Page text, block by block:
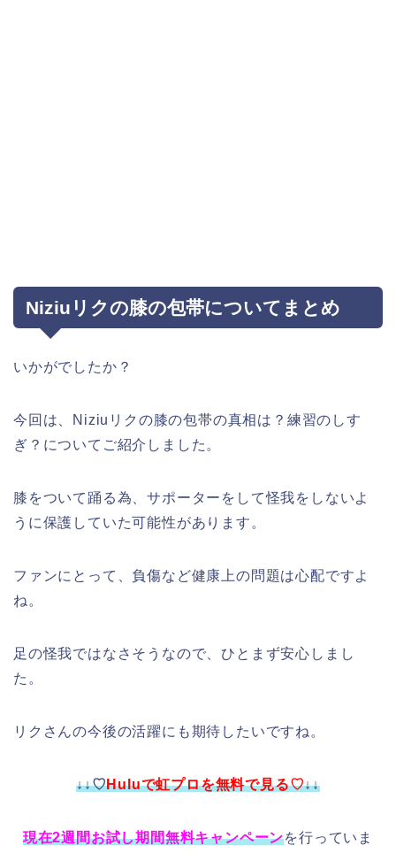
Niziuリクの膝の包帯についてまとめ
いかがでしたか？
今回は、Niziuリクの膝の包帯の真相は？練習のしす
ぎ？についてご紹介しました。
膝をついて踊る為、サポーターをして怪我をしないよ
うに保護していた可能性があります。
ファンにとって、負傷など健康上の問題は心配ですよ
ね。
足の怪我ではなさそうなので、ひとまず安心しまし
た。
リクさんの今後の活躍にも期待したいですね。
↓↓♡Huluで虹プロを無料で見る♡↓↓
現在2週間お試し期間無料キャンペーンを行っていま